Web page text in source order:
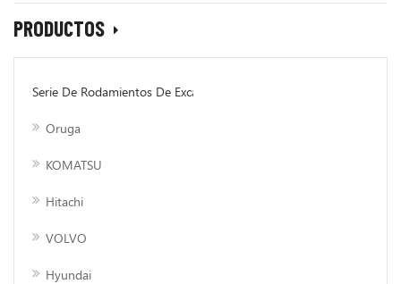
PRODUCTOS
Serie De Rodamientos De Excavadora
Oruga
KOMATSU
Hitachi
VOLVO
Hyundai